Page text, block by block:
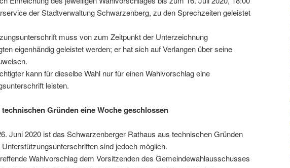
der Stadtverwaltung Schwarzenberg, zu den Sprechzeiten geleistet
muss von zum Zeitpunkt der Unterzeichnung
eigen­händig geleistet werden; er hat sich auf Verlangen über seine
kann für dieselbe Wahl nur für einen Wahlvorschlag eine
leisten.
tech­ni­schen Gründen eine Woche geschlossen
Juni 2020 ist das Schwarzenberger Rathaus aus tech­ni­schen Gründen
sind jedoch möglich.
Wahlvorschlag dem Vorsitzenden des Gemeindewahlausschusses